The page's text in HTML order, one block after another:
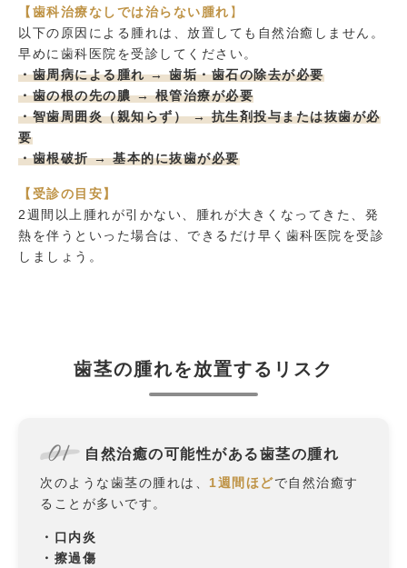
【歯科治療なしでは治らない腫れ 】
以下の原因による腫れは、放置しても自然治癒しません。
早めに歯科医院を受診してください。
・歯周病による腫れ → 歯垢・歯石の除去が必要
・歯の根の先の膿 → 根管治療が必要
・智歯周囲炎（親知らず） → 抗生剤投与または抜歯が必
要
・歯根破折 → 基本的に抜歯が必要
【受診の目安】
2週間以上腫れが引かない、腫れが大きくなってきた、発
熱を伴うといった場合は、できるだけ早く歯科医院を受診
しましょう。
歯茎の腫れを放置するリスク
01 自然治癒の可能性がある歯茎の腫れ
次のような歯茎の腫れは、 1週間ほどで自然治癒す
ることが多いです。
・口内炎
・擦過傷